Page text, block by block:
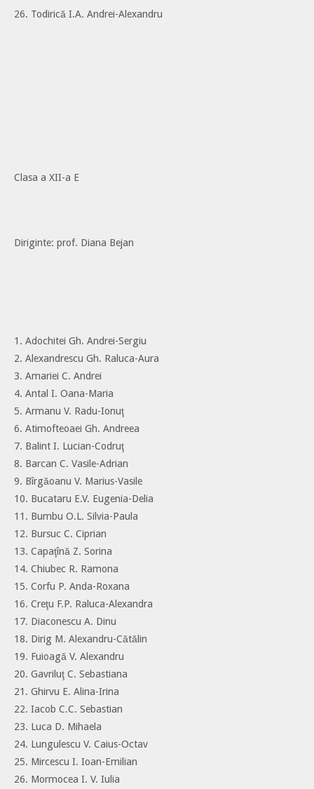
26. Todirică I.A. Andrei-Alexandru
Clasa a XII-a E
Diriginte: prof. Diana Bejan
1. Adochitei Gh. Andrei-Sergiu
2. Alexandrescu Gh. Raluca-Aura
3. Amariei C. Andrei
4. Antal I. Oana-Maria
5. Armanu V. Radu-Ionuţ
6. Atimofteoaei Gh. Andreea
7. Balint I. Lucian-Codruţ
8. Barcan C. Vasile-Adrian
9. Bîrgăoanu V. Marius-Vasile
10. Bucataru E.V. Eugenia-Delia
11. Bumbu O.L. Silvia-Paula
12. Bursuc C. Ciprian
13. Capaţînă Z. Sorina
14. Chiubec R. Ramona
15. Corfu P. Anda-Roxana
16. Creţu F.P. Raluca-Alexandra
17. Diaconescu A. Dinu
18. Dirig M. Alexandru-Cătălin
19. Fuioagă V. Alexandru
20. Gavriluţ C. Sebastiana
21. Ghirvu E. Alina-Irina
22. Iacob C.C. Sebastian
23. Luca D. Mihaela
24. Lungulescu V. Caius-Octav
25. Mircescu I. Ioan-Emilian
26. Mormocea I. V. Iulia